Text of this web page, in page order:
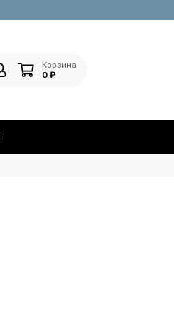
Корзина
0 ₽